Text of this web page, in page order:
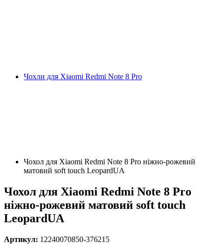
Чохли для Xiaomi Redmi Note 8 Pro
Чохол для Xiaomi Redmi Note 8 Pro ніжно-рожевий
матовий soft touch LeopardUA
Чохол для Xiaomi Redmi Note 8 Pro
ніжно-рожевий матовий soft touch
LeopardUA
Артикул: 12240070850-376215